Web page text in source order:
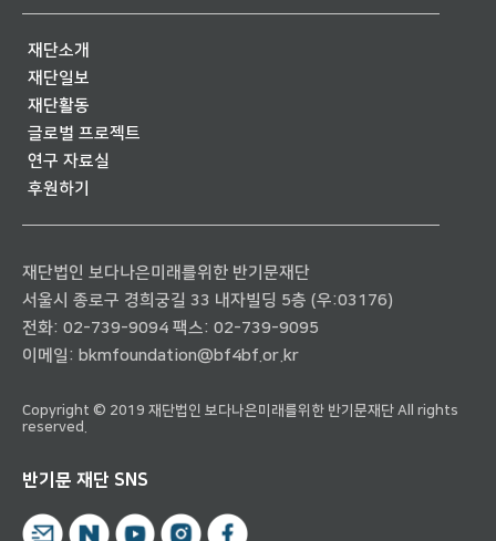
재단소개
재단일보
재단활동
글로벌 프로젝트
연구 자료실
후원하기
재단법인 보다나은미래를위한 반기문재단
서울시 종로구 경희궁길 33 내자빌딩 5층 (우:03176)
전화: 02-739-9094 팩스: 02-739-9095
이메일: bkmfoundation@bf4bf.or.kr
Copyright © 2019 재단법인 보다나은미래를위한 반기문재단 All rights
reserved.
반기문 재단 SNS